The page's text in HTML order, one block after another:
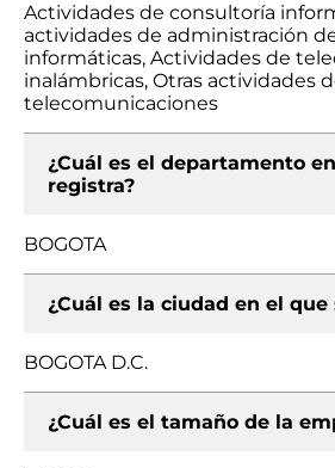
Actividades de consultoría
actividades de administración
informáticas, Actividades de
inalámbricas, Otras actividades
telecomunicaciones
¿Cuál es el departamento
registra?
BOGOTA
¿Cuál es la ciudad en el que
BOGOTA D.C.
¿Cuál es el tamaño de la